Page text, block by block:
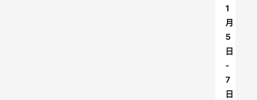
1
月
5
日
-
7
日